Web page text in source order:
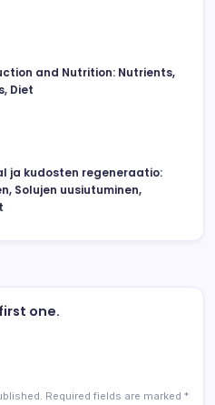
and Nutrition: Nutrients,
Diet
ja kudosten regeneraatio:
Solujen uusiutuminen,
one.
Required fields are marked *